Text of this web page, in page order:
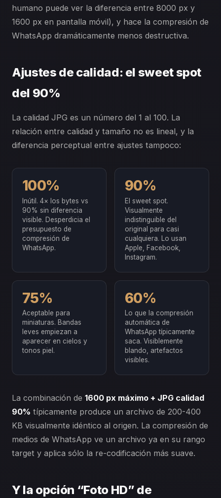
humano puede ver la diferencia entre 8000 px y
1600 px en pantalla móvil), y hace la compresión de
WhatsApp dramáticamente menos destructiva.
Ajustes de calidad: el sweet spot
del 90%
La calidad JPG es un número del 1 al 100. La
relación entre calidad y tamaño no es lineal, y la
diferencia perceptual entre ajustes tampoco:
100%
Inútil. 4× los bytes vs
90% sin diferencia
visible. Desperdicia el
presupuesto de
compresión de
WhatsApp.
90%
El sweet spot.
Visualmente
indistinguible del
original para casi
cualquiera. Lo usan
Apple, Facebook,
Instagram.
75%
Aceptable para
miniaturas. Bandas
leves empiezan a
aparecer en cielos y
tonos piel.
60%
Lo que la compresión
automática de
WhatsApp típicamente
saca. Visiblemente
blando, artefactos
visibles.
La combinación de 1600 px máximo + JPG calidad
90% típicamente produce un archivo de 200-400
KB visualmente idéntico al origen. La compresión de
medios de WhatsApp ve un archivo ya en su rango
target y aplica sólo la re-codificación más suave.
Y la opción “Foto HD” de